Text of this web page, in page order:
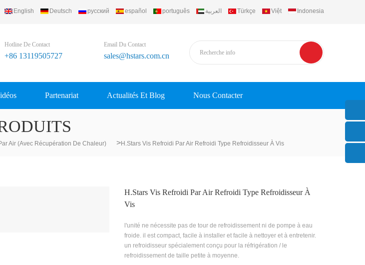
English Deutsch русский español português العربية Türkçe Việt Indonesia
Hotline De Contact
+86 13119505727
Email Du Contact
sales@hstars.com.cn
Partenariat Actualités Et Blog Nous Contacter
Air (avec Récupération De Chaleur) >H.stars Vis Refroidi Par Air Refroidi Type Refroidisseur À Vis
H.stars Vis Refroidi Par Air Refroidi Type Refroidisseur À
Vis
l'unité ne nécessite pas de tour de refroidissement ni de pompe à eau
froide. il est compact, facile à installer et facile à nettoyer et à entretenir.
un refroidisseur spécialement conçu pour la réfrigération / le
refroidissement de taille petite à moyenne.